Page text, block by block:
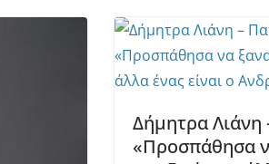
Δήμητρα
«Προσπάθησα